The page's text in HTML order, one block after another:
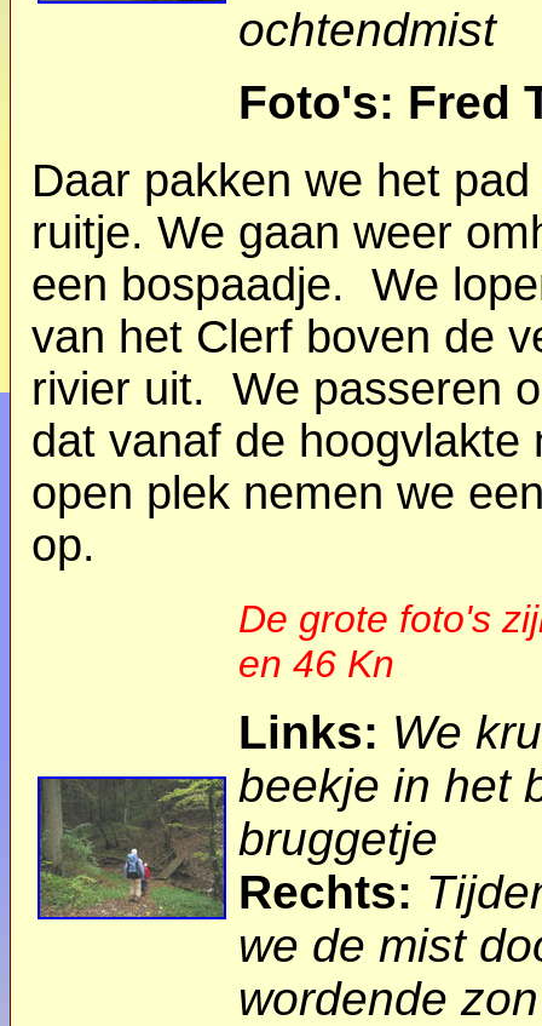
ochtendmist
Foto's: Fred
Daar pakken we het
ruitje. We gaan weer
een bospaadje. We
van het Clerf boven de
rivier uit. We passeren
dat vanaf de
open plek nemen we
op.
De grote foto's
en 46 Kn
Links: We
beekje in het
bruggetje
Rechts:
we de mist
wordende